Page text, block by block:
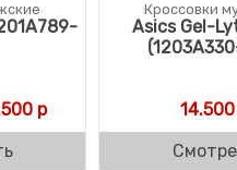
цена
рТекущая цена: 14.500
Кроссовки
Asics Gel-
14.500